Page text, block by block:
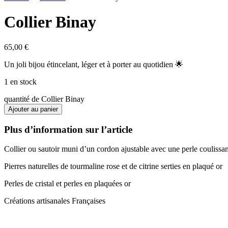
Collier Binay
65,00 €
Un joli bijou étincelant, léger et à porter au quotidien 🌟
1 en stock
quantité de Collier Binay
Ajouter au panier
Plus d’information sur l’article
Collier ou sautoir muni d’un cordon ajustable avec une perle
Pierres naturelles de tourmaline rose et de citrine serties en plaqué or
Perles de cristal et perles en plaquées or
Créations artisanales Françaises